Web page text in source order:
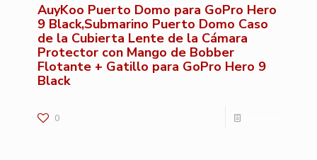
AuyKoo Puerto Domo para GoPro Hero
9 Black,Submarino Puerto Domo Caso
de la Cubierta Lente de la Cámara
Protector con Mango de Bobber
Flotante + Gatillo para GoPro Hero 9
Black
0